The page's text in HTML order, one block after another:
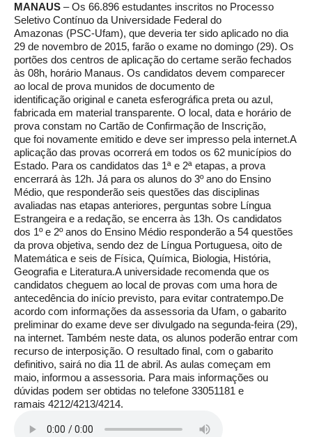
MANAUS – Os 66.896 estudantes inscritos no Processo
Seletivo Contínuo da Universidade Federal do
Amazonas (PSC-Ufam), que deveria ter sido aplicado no dia
29 de novembro de 2015, farão o exame no domingo (29). Os
portões dos centros de aplicação do certame serão fechados
às 08h, horário Manaus. Os candidatos devem comparecer
ao local de prova munidos de documento de
identificação original e caneta esferográfica preta ou azul,
fabricada em material transparente. O local, data e horário de
prova constam no Cartão de Confirmação de Inscrição,
que foi novamente emitido e deve ser impresso pela internet.A
aplicação das provas ocorrerá em todos os 62 municípios do
Estado. Para os candidatos das 1ª e 2ª etapas, a prova
encerrará às 12h. Já para os alunos do 3º ano do Ensino
Médio, que responderão seis questões das disciplinas
avaliadas nas etapas anteriores, perguntas sobre Língua
Estrangeira e a redação, se encerra às 13h. Os candidatos
dos 1º e 2º anos do Ensino Médio responderão a 54 questões
da prova objetiva, sendo dez de Língua Portuguesa, oito de
Matemática e seis de Física, Química, Biologia, História,
Geografia e Literatura.A universidade recomenda que os
candidatos cheguem ao local de provas com uma hora de
antecedência do início previsto, para evitar contratempo.De
acordo com informações da assessoria da Ufam, o gabarito
preliminar do exame deve ser divulgado na segunda-feira (29),
na internet. Também neste data, os alunos poderão entrar com
recurso de interposição. O resultado final, com o gabarito
definitivo, sairá no dia 11 de abril. As aulas começam em
maio, informou a assessoria. Para mais informações ou
dúvidas podem ser obtidas no telefone 33051181 e
ramais 4212/4213/4214.